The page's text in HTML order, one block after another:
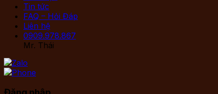
Tin tức
FAQ – Hỏi Đáp
Liên hệ
0909.978.867
Mr. Thái